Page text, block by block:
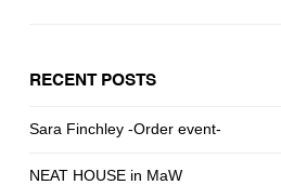
RECENT POSTS
Sara Finchley -Order event-
NEAT HOUSE in MaW